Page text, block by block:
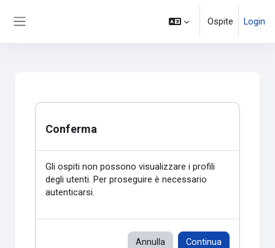
Ospite Login
Conferma
Gli ospiti non possono visualizzare i profili
degli utenti. Per proseguire è necessario
autenticarsi.
Annulla Continua